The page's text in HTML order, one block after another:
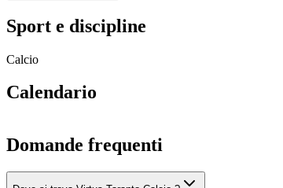
Sport e discipline
Calcio
Calendario
Domande frequenti